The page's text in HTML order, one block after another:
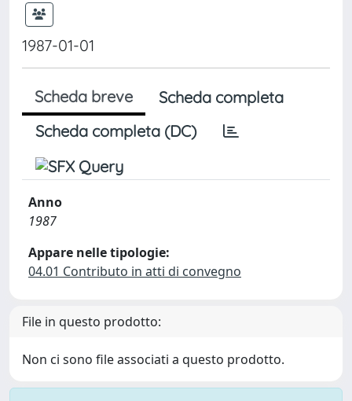
1987-01-01
Scheda breve
Scheda completa
Scheda completa (DC)
Anno
1987
Appare nelle tipologie:
04.01 Contributo in atti di convegno
File in questo prodotto:
Non ci sono file associati a questo prodotto.